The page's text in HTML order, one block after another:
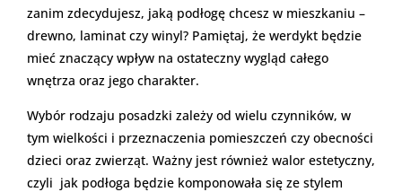
zanim zdecydujesz, jaką podłogę chcesz w mieszkaniu –
drewno, laminat czy winyl? Pamiętaj, że werdykt będzie
mieć znaczący wpływ na ostateczny wygląd całego
wnętrza oraz jego charakter.
Wybór rodzaju posadzki zależy od wielu czynników, w
tym wielkości i przeznaczenia pomieszczeń czy obecności
dzieci oraz zwierząt. Ważny jest również walor estetyczny,
czyli jak podłoga będzie komponowała się ze stylem